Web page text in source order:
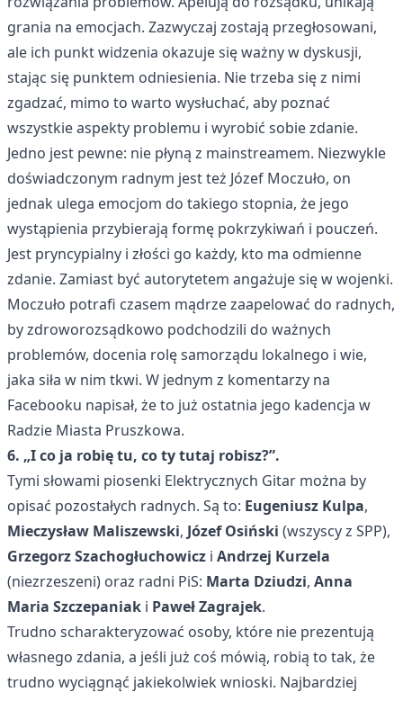
grania na emocjach. Zazwyczaj zostają przegłosowani,
ale ich punkt widzenia okazuje się ważny w dyskusji,
stając się punktem odniesienia. Nie trzeba się z nimi
zgadzać, mimo to warto wysłuchać, aby poznać
wszystkie aspekty problemu i wyrobić sobie zdanie.
Jedno jest pewne: nie płyną z mainstreamem. Niezwykle
doświadczonym radnym jest też Józef Moczuło, on
jednak ulega emocjom do takiego stopnia, że jego
wystąpienia przybierają formę pokrzykiwań i pouczeń.
Jest pryncypialny i złości go każdy, kto ma odmienne
zdanie. Zamiast być autorytetem angażuje się w wojenki.
Moczuło potrafi czasem mądrze zaapelować do radnych,
by zdroworozsądkowo podchodzili do ważnych
problemów, docenia rolę samorządu lokalnego i wie,
jaka siła w nim tkwi. W jednym z komentarzy na
Facebooku napisał, że to już ostatnia jego kadencja w
Radzie Miasta Pruszkowa.
6. „I co ja robię tu, co ty tutaj robisz?”.
Tymi słowami piosenki Elektrycznych Gitar można by
opisać pozostałych radnych. Są to: Eugeniusz Kulpa,
Mieczysław Maliszewski, Józef Osiński (wszyscy z SPP),
Grzegorz Szachogłuchowicz i Andrzej Kurzela
(niezrzeszeni) oraz radni PiS: Marta Dziudzi, Anna
Maria Szczepaniak i Paweł Zagrajek.
Trudno scharakteryzować osoby, które nie prezentują
własnego zdania, a jeśli już coś mówią, robią to tak, że
trudno wyciągnąć jakiekolwiek wnioski. Najbardziej